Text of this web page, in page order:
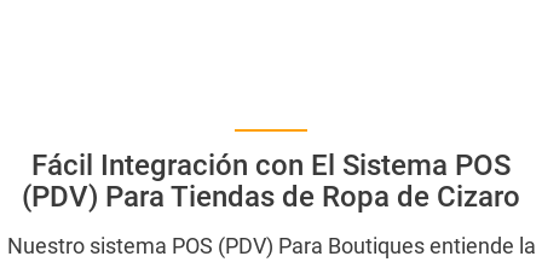
Cizaro entiendesu negocio
Cizaro Pricing
Fácil Integración con El Sistema POS
(PDV) Para Tiendas de Ropa de Cizaro
Nuestro sistema POS (PDV) Para Boutiques entiende la